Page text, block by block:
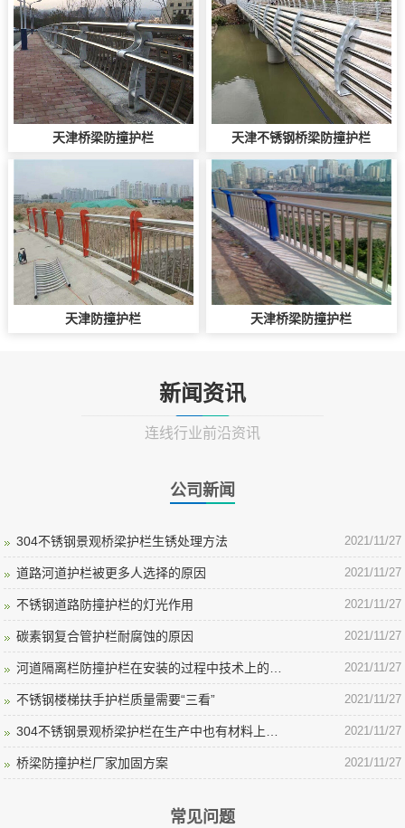
天津桥梁防撞护栏 天津不锈钢桥梁防撞护栏
天津防撞护栏 天津桥梁防撞护栏
新闻资讯
连线行业前沿资讯
公司新闻
304不锈钢景观桥梁护栏生锈处理方法 2021/11/27
道路河道护栏被更多人选择的原因 2021/11/27
不锈钢道路防撞护栏的灯光作用 2021/11/27
碳素钢复合管护栏耐腐蚀的原因 2021/11/27
2021/11/27
不锈钢楼梯扶手护栏质量需要“三看” 2021/11/27
2021/11/27
桥梁防撞护栏厂家加固方案 2021/11/27
常见问题